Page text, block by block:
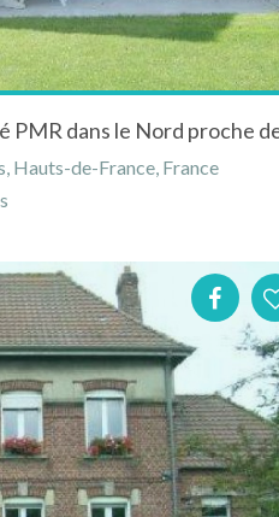
Hauts-de-France, France